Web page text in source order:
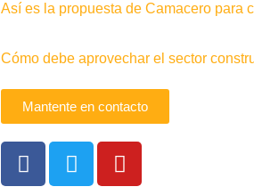
Así es la propuesta de Camacero para
Cómo debe aprovechar el sector
Mantente en contacto